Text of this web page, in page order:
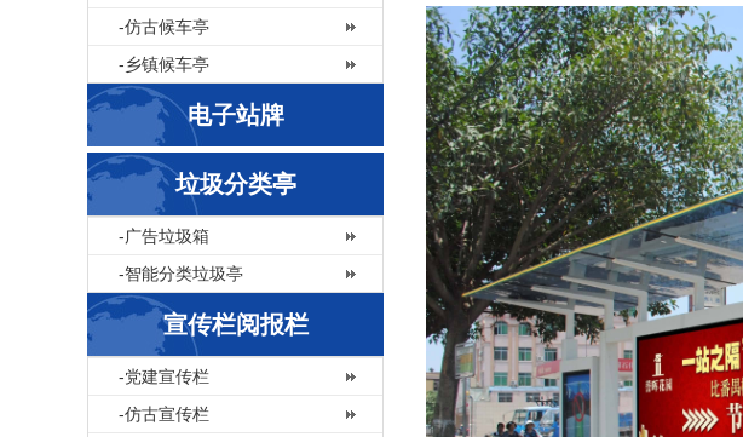
-仿古候车亭
-乡镇候车亭
电子站牌
垃圾分类亭
-广告垃圾箱
-智能分类垃圾亭
宣传栏阅报栏
-党建宣传栏
-仿古宣传栏